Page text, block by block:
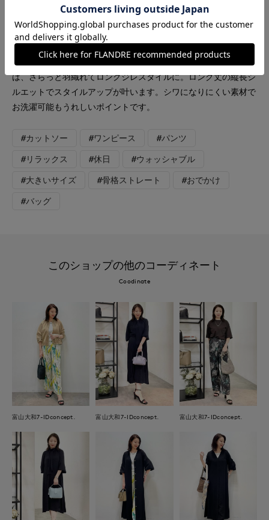
【着用サイズ】全て9号 【着用カラー】ワンピース: ブラウン
キャミソール:ブラック パンツ: オフホワイト レイヤードス
タイルが楽しめるワンピーススタイル。麻見え素材のワンピース
は、さらっと羽織れてロングジレスタイルに。ロング丈の縦長シ
ルエットでスタイルアップが叶います。シワになりにくい素材で
お洗濯可能もうれしいポイントです。
#カットソー #ワンピース #パンツ
#リラックス #休日 #ウォッシャブル
#大きいサイズ #骨格ストレート #おでかけ
#バッグ
このショップの他のコーディネート
Coodinate
富山大和7-IDconcept. 富山大和7-IDconcept. 富山大和7-IDconcept.